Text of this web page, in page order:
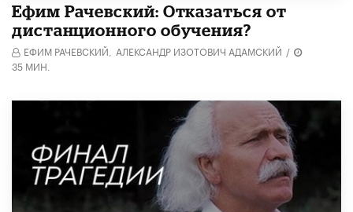
Ефим Рачевский: Отказаться от
дистанционного обучения?
ЕФИМ РАЧЕВСКИЙ, АЛЕКСАНДР ИЗОТОВИЧ АДАМСКИЙ /
35 МИН.